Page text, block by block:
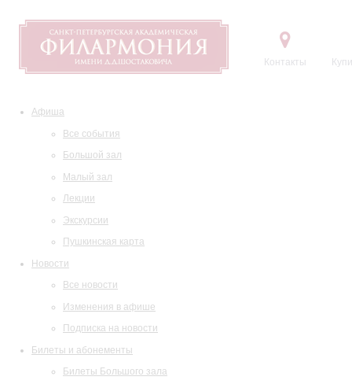
Контакты
Афиша
Все события
Большой зал
Малый зал
Лекции
Экскурсии
Пушкинская карта
Новости
Все новости
Изменения в афише
Подписка на новости
Билеты и абонементы
Билеты Большого зала